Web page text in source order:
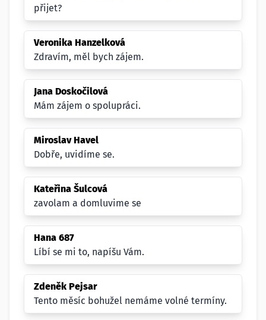
přijet?
Veronika Hanzelková
Zdravím, měl bych zájem.
Jana Doskočilová
Mám zájem o spolupráci.
Miroslav Havel
Dobře, uvidíme se.
Kateřina Šulcová
zavolam a domluvime se
Hana 687
Líbí se mi to, napíšu Vám.
Zdeněk Pejsar
Tento měsíc bohužel nemáme volné termíny.